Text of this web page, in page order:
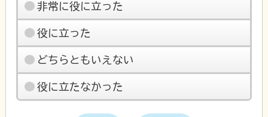
非常に役に立った
役に立った
どちらともいえない
役に立たなかった